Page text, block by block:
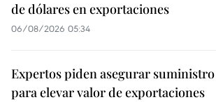
de dólares en exportaciones
06/08/2026 05:34
Expertos piden asegurar suministro
para elevar valor de exportaciones